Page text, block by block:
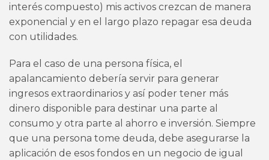
interés compuesto) mis activos crezcan de manera
exponencial y en el largo plazo repagar esa deuda
con utilidades.
Para el caso de una persona física, el
apalancamiento debería servir para generar
ingresos extraordinarios y así poder tener más
dinero disponible para destinar una parte al
consumo y otra parte al ahorro e inversión. Siempre
que una persona tome deuda, debe asegurarse la
aplicación de esos fondos en un negocio de igual